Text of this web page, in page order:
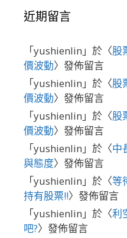
近期留言
「yushienlin 」於〈股
價波動〉發佈留言
「yushienlin 」於〈股
價波動〉發佈留言
「yushienlin 」於〈股
價波動〉發佈留言
「yushienlin 」於〈中
與態度〉發佈留言
「yushienlin 」於〈等
持有股票!!〉發佈留言
「yushienlin 」於〈利
吧?〉發佈留言